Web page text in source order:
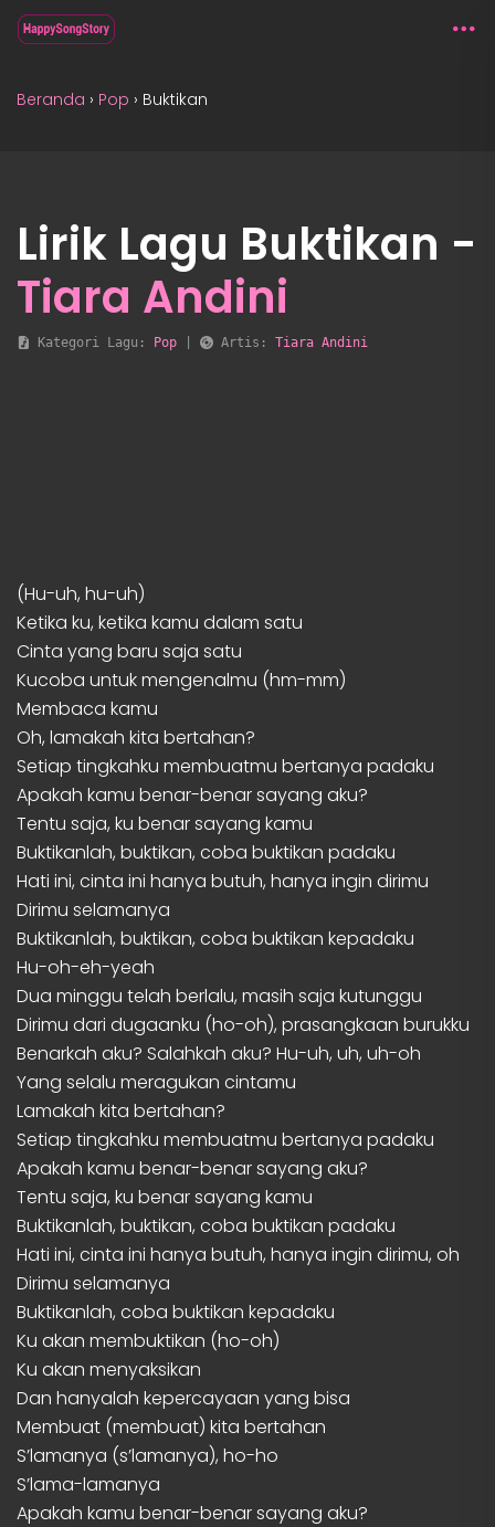
Beranda › Pop › Buktikan
Lirik Lagu Buktikan -
Tiara Andini
Kategori Lagu: Pop Artis: Tiara Andini
(Hu-uh, hu-uh)
Ketika ku, ketika kamu dalam satu
Cinta yang baru saja satu
Kucoba untuk mengenalmu (hm-mm)
Membaca kamu
Oh, lamakah kita bertahan?
Setiap tingkahku membuatmu bertanya padaku
Apakah kamu benar-benar sayang aku?
Tentu saja, ku benar sayang kamu
Buktikanlah, buktikan, coba buktikan padaku
Hati ini, cinta ini hanya butuh, hanya ingin dirimu
Dirimu selamanya
Buktikanlah, buktikan, coba buktikan kepadaku
Hu-oh-eh-yeah
Dua minggu telah berlalu, masih saja kutunggu
Dirimu dari dugaanku (ho-oh), prasangkaan burukku
Benarkah aku? Salahkah aku? Hu-uh, uh, uh-oh
Yang selalu meragukan cintamu
Lamakah kita bertahan?
Setiap tingkahku membuatmu bertanya padaku
Apakah kamu benar-benar sayang aku?
Tentu saja, ku benar sayang kamu
Buktikanlah, buktikan, coba buktikan padaku
Hati ini, cinta ini hanya butuh, hanya ingin dirimu, oh
Dirimu selamanya
Buktikanlah, coba buktikan kepadaku
Ku akan membuktikan (ho-oh)
Ku akan menyaksikan
Dan hanyalah kepercayaan yang bisa
Membuat (membuat) kita bertahan
S’lamanya (s’lamanya), ho-ho
S’lama-lamanya
Apakah kamu benar-benar sayang aku?